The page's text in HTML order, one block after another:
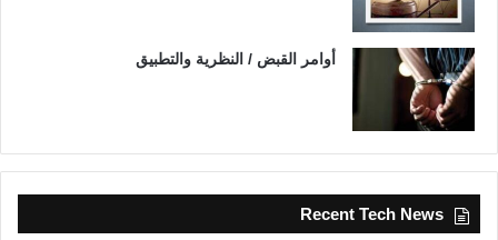
أوامر القبض / النظرية والتطبيق
Recent Tech News